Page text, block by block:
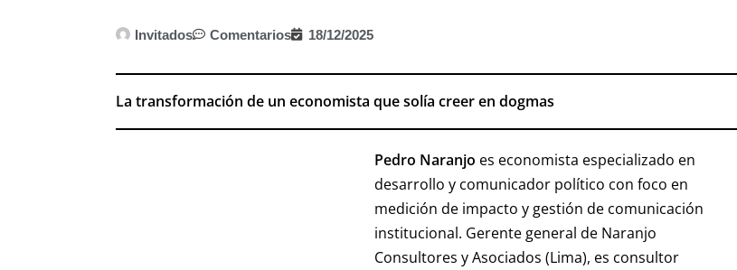
Invitados Comentarios 18/12/2025
La transformación de un economista que solía creer en dogmas
Pedro Naranjo es economista especializado en
desarrollo y comunicador político con foco en
medición de impacto y gestión de comunicación
institucional. Gerente general de Naranjo
Consultores y Asociados (Lima), es consultor